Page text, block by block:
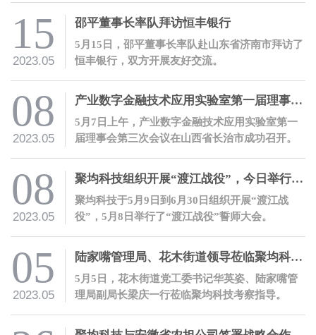
15
2023.05
邵平董事长率队拜访恒丰银行
5月15日，邵平董事长率队赴山东省济南市拜访了
恒丰银行，双方开展友好交流。
08
2023.05
产业数字金融技术应用实验室第一届理事会第三次会议成功召开
5月7日上午，产业数字金融技术应用实验室第一
届理事会第三次会议在山西省长治市成功召开。
08
2023.05
聚均科技组织开展“渡江战役”，今日举行誓师大会
聚均科技于5月9日到6月30日组织开展“渡江战
役”，5月8日举行了“渡江战役”誓师大会。
05
2023.05
陆家嘴管理局、花木街道领导莅临聚均科技考察指导
5月5日，花木街道党工委书记华英姿、陆家嘴管
理局副局长梁庆一行莅临聚均科技考察指导。